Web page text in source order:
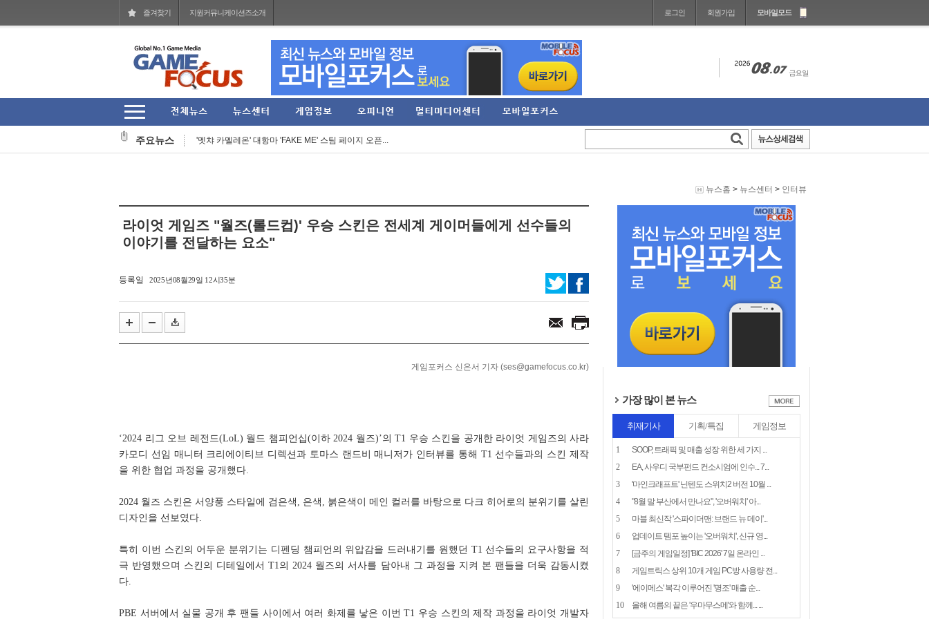
즐겨찾기 지원커뮤니케이션즈소개 로그인 회원가입 모바일모드
주요뉴스
작곡 보조에서 블리자드 음악의 기둥으로... 아담 버...
헥토파이낸셜 2026년 상반기 잠정 실적 발표… 역대 ...
'멧챠 카멜레온' 대항마 'FAKE ME' 스팀 페이지 오픈...
아크시스템웍스아시아, 판타지 RPG 'Riviera ~약속의 ...
코리아보드게임즈, '퍼스트 시그널' 등 신작 보드게임...
뉴스홈 > 뉴스센터 > 인터뷰
라이엇 게임즈 "월즈(롤드컵)' 우승 스킨은 전세계 게이머들에게 선수들의
이야기를 전달하는 요소"
등록일 2025년08월29일 12시35분
게임포커스 신은서 기자 (ses@gamefocus.co.kr)
‘2024 리그 오브 레전드(LoL) 월드 챔피언십(이하 2024 월즈)’의 T1 우승 스킨을 공개한 라이엇 게임즈의 사라
카모디 선임 매니터 크리에이티브 디렉션과 토마스 랜드비 매니저가 인터뷰를 통해 T1 선수들과의 스킨 제작
을 위한 협업 과정을 공개했다.
2024 월즈 스킨은 서양풍 스타일에 검은색, 은색, 붉은색이 메인 컬러를 바탕으로 다크 히어로의 분위기를 살린
디자인을 선보였다.
특히 이번 스킨의 어두운 분위기는 디펜딩 챔피언의 위압감을 드러내기를 원했던 T1 선수들의 요구사항을 적
극 반영했으며 스킨의 디테일에서 T1의 2024 월즈의 서사를 담아내 그 과정을 지켜 본 팬들을 더욱 감동시켰
다.
PBE 서버에서 실물 공개 후 팬들 사이에서 여러 화제를 낳은 이번 T1 우승 스킨의 제작 과정을 라이엇 개발자
가장 많이 본 뉴스
취재기사 기획/특집 게임정보
1
SOOP, 트래픽 및 매출 성장 위한 세 가지 ...
2
EA, 사우디 국부펀드 컨소시엄에 인수... 7...
3
'마인크래프트' 닌텐도 스위치2 버전 10월 ...
4
"8월 말 부산에서 만나요", '오버워치' 아...
5
마블 최신작 '스파이더맨: 브랜드 뉴 데이'...
6
업데이트 템포 높이는 '오버워치', 신규 영...
7
[금주의 게임일정] 'BIC 2026' 7일 온라인 ...
8
게임트릭스 상위 10개 게임 PC방 사용량 전...
9
'에이메스' 복각 이루어진 '명조' 매출 순...
10
올해 여름의 끝은 '우마무스메'와 함께... ...